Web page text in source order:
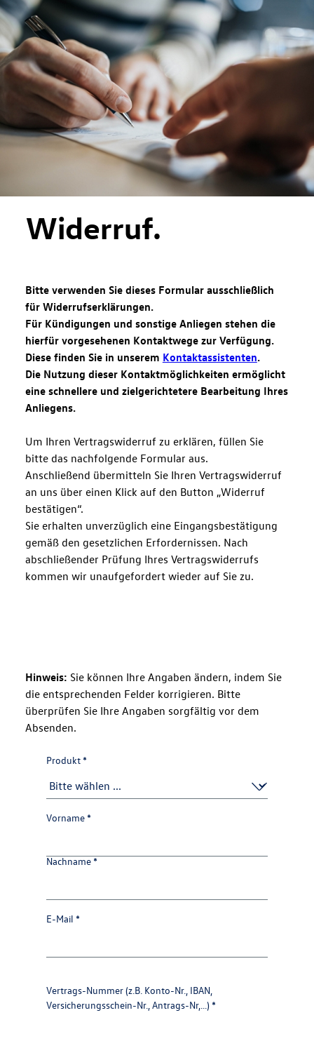
Zum Hauptinhalt springen
Zur Fußzeile springen
Widerruf.
Bitte verwenden Sie dieses Formular ausschließlich
für Widerrufserklärungen.
Für Kündigungen und sonstige Anliegen stehen die
hierfür vorgesehenen Kontaktwege zur Verfügung.
Diese finden Sie in unserem Kontaktassistenten.
Die Nutzung dieser Kontaktmöglichkeiten ermöglicht
eine schnellere und zielgerichtetere Bearbeitung Ihres
Anliegens.
Um Ihren Vertragswiderruf zu erklären, füllen Sie
bitte das nachfolgende Formular aus.
Anschließend übermitteln Sie Ihren Vertragswiderruf
an uns über einen Klick auf den Button „Widerruf
bestätigen“.
Sie erhalten unverzüglich eine Eingangsbestätigung
gemäß den gesetzlichen Erfordernissen. Nach
abschließender Prüfung Ihres Vertragswiderrufs
kommen wir unaufgefordert wieder auf Sie zu.
Hinweis: Sie können Ihre Angaben ändern, indem Sie
die entsprechenden Felder korrigieren. Bitte
überprüfen Sie Ihre Angaben sorgfältig vor dem
Absenden.
Betreff
Produkt *
Anrede
Vorname *
Nachname*
Kontaktdaten
E-Mail *
Daten
Vertrags-Nummer (z.B. Konto-Nr., IBAN,
Versicherungsschein-Nr., Antrags-Nr,...) *